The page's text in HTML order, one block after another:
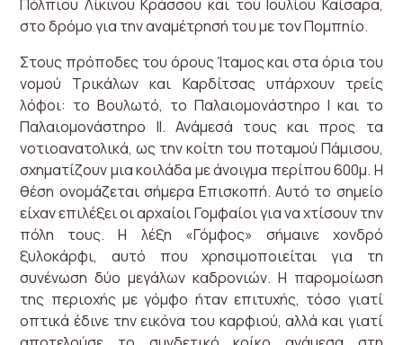
Πόλπιου Λίκινου Κράσσου και του Ιουλίου Καίσαρα,
στο δρόμο για την αναμέτρησή του με τον Πομπηίο.
Στους πρόποδες του όρους Ίταμος και στα όρια του
νομού Τρικάλων και Καρδίτσας υπάρχουν τρείς
λόφοι: το Βουλωτό, το Παλαιομονάστηρο Ι και το
Παλαιομονάστηρο ΙΙ. Ανάμεσά τους και προς τα
νοτιοανατολικά, ως την κοίτη του ποταμού Πάμισου,
σχηματίζουν μια κοιλάδα με άνοιγμα περίπου 600μ. Η
θέση ονομάζεται σήμερα Επισκοπή. Αυτό το σημείο
είχαν επιλέξει οι αρχαίοι Γομφαίοι για να χτίσουν την
πόλη τους. Η λέξη «Γόμφος» σήμαινε χονδρό
ξυλοκάρφι, αυτό που χρησιμοποιείται για τη
συνένωση δύο μεγάλων καδρονιών. Η παρομοίωση
της περιοχής με γόμφο ήταν επιτυχής, τόσο γιατί
οπτικά έδινε την εικόνα του καρφιού, αλλά και γιατί